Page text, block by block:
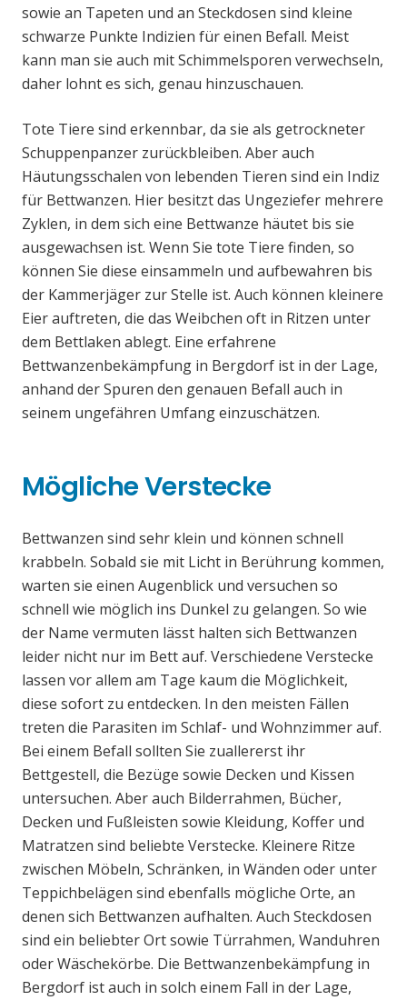
sowie an Tapeten und an Steckdosen sind kleine
schwarze Punkte Indizien für einen Befall. Meist
kann man sie auch mit Schimmelsporen verwechseln,
daher lohnt es sich, genau hinzuschauen.
Tote Tiere sind erkennbar, da sie als getrockneter
Schuppenpanzer zurückbleiben. Aber auch
Häutungsschalen von lebenden Tieren sind ein Indiz
für Bettwanzen. Hier besitzt das Ungeziefer mehrere
Zyklen, in dem sich eine Bettwanze häutet bis sie
ausgewachsen ist. Wenn Sie tote Tiere finden, so
können Sie diese einsammeln und aufbewahren bis
der Kammerjäger zur Stelle ist. Auch können kleinere
Eier auftreten, die das Weibchen oft in Ritzen unter
dem Bettlaken ablegt. Eine erfahrene
Bettwanzenbekämpfung in Bergdorf ist in der Lage,
anhand der Spuren den genauen Befall auch in
seinem ungefähren Umfang einzuschätzen.
Mögliche Verstecke
Bettwanzen sind sehr klein und können schnell
krabbeln. Sobald sie mit Licht in Berührung kommen,
warten sie einen Augenblick und versuchen so
schnell wie möglich ins Dunkel zu gelangen. So wie
der Name vermuten lässt halten sich Bettwanzen
leider nicht nur im Bett auf. Verschiedene Verstecke
lassen vor allem am Tage kaum die Möglichkeit,
diese sofort zu entdecken. In den meisten Fällen
treten die Parasiten im Schlaf- und Wohnzimmer auf.
Bei einem Befall sollten Sie zuallererst ihr
Bettgestell, die Bezüge sowie Decken und Kissen
untersuchen. Aber auch Bilderrahmen, Bücher,
Decken und Fußleisten sowie Kleidung, Koffer und
Matratzen sind beliebte Verstecke. Kleinere Ritze
zwischen Möbeln, Schränken, in Wänden oder unter
Teppichbelägen sind ebenfalls mögliche Orte, an
denen sich Bettwanzen aufhalten. Auch Steckdosen
sind ein beliebter Ort sowie Türrahmen, Wanduhren
oder Wäschekörbe. Die Bettwanzenbekämpfung in
Bergdorf ist auch in solch einem Fall in der Lage,